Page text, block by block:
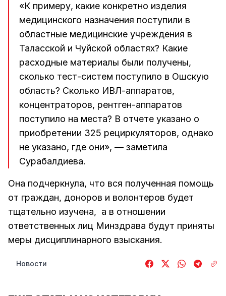
«К примеру, какие конкретно изделия
медицинского назначения поступили в
областные медицинские учреждения в
Таласской и Чуйской областях? Какие
расходные материалы были получены,
сколько тест-систем поступило в Ошскую
область? Сколько ИВЛ-аппаратов,
концентраторов, рентген-аппаратов
поступило на места? В отчете указано о
приобретении 325 рециркуляторов, однако
не указано, где они», — заметила
Сурабалдиева.
Она подчеркнула, что вся полученная помощь
от граждан, доноров и волонтеров будет
тщательно изучена, а в отношении
ответственных лиц Минздрава будут приняты
меры дисциплинарного взыскания.
Новости